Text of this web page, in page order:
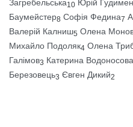
Загребельська10 Юрій
Баумейстер8 Софія Федина7
Валерій Калниш5 Олена
Михайло Подоляк4 Олена
Галімов3 Катерина Водоносова
Березовець3 Євген Дикий2